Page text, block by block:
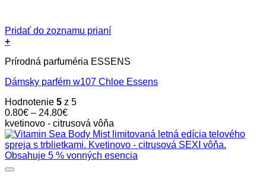
Pridať do zoznamu prianí
+
produkt
viacero
Možnosti
si
môžete
vybrať
na
stránke
produktu.
Prírodná parfuméria ESSENS
Dámsky parfém w107 Chloe Essens
Hodnotenie 5 z 5
0.80€ – 24.80€Price
range:
0.80€
through
24.80€
kvetinovo - citrusová vôňa